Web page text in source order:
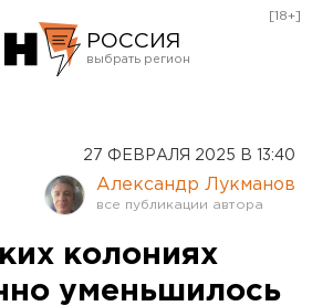
РОССИЯ
Оренбург
[18+]
27 ФЕВРАЛЯ 2025 В 13:40
Александр Лукманов
колониях
уменьшилось